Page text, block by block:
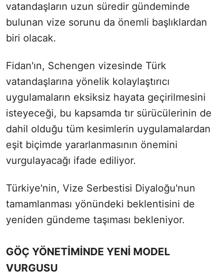
vatandaşların uzun süredir gündeminde
bulunan vize sorunu da önemli başlıklardan
biri olacak.
Fidan'ın, Schengen vizesinde Türk
vatandaşlarına yönelik kolaylaştırıcı
uygulamaların eksiksiz hayata geçirilmesini
isteyeceği, bu kapsamda tır sürücülerinin de
dahil olduğu tüm kesimlerin uygulamalardan
eşit biçimde yararlanmasının önemini
vurgulayacağı ifade ediliyor.
Türkiye'nin, Vize Serbestisi Diyaloğu'nun
tamamlanması yönündeki beklentisini de
yeniden gündeme taşıması bekleniyor.
GÖÇ YÖNETİMİNDE YENİ MODEL
VURGUSU